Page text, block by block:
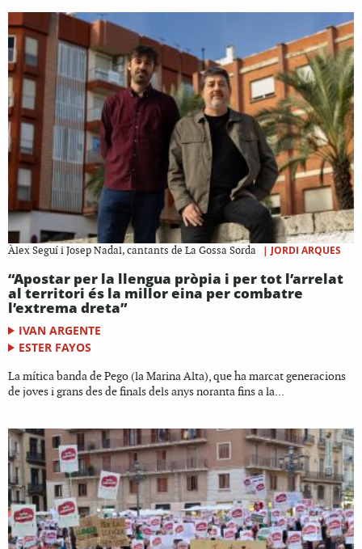
Àlex Seguí i Josep Nadal, cantants de La Gossa Sorda | JORDI ARQUES
“Apostar per la llengua pròpia i per tot l’arrelat
al territori és la millor eina per combatre
l’extrema dreta”
IVAN ARGENTE
ESTER FAYOS
La mítica banda de Pego (la Marina Alta), que ha marcat generacions
de joves i grans des de finals dels anys noranta fins a la...